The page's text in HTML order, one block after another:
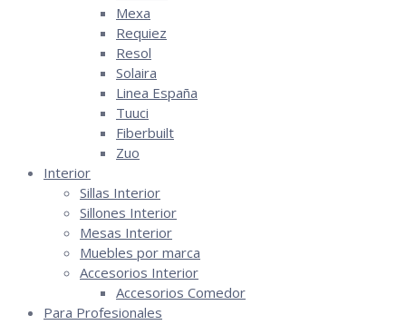
Mexa
Requiez
Resol
Solaira
Linea España
Tuuci
Fiberbuilt
Zuo
Interior
Sillas Interior
Sillones Interior
Mesas Interior
Muebles por marca
Accesorios Interior
Accesorios Comedor
Para Profesionales